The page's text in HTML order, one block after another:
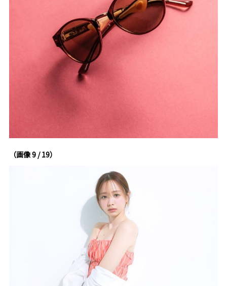
（画像 9 / 19）